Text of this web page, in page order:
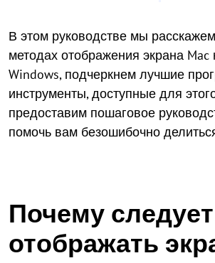
В этом руководстве мы
методах отображения экрана Mac
Windows, подчеркнем лучшие
инструменты, доступные для
предоставим пошаговое
помочь вам безошибочно
Почему следует
отображать